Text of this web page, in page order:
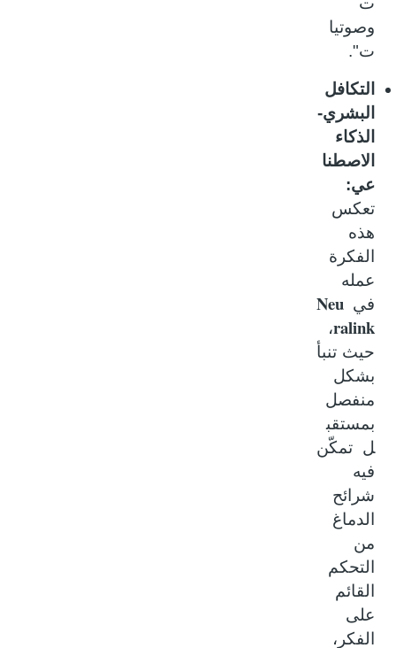
وصوتيا
ت".
التكافل
البشري-
الذكاء
الاصطنا
عي:
تعكس
هذه
الفكرة
عمله
فيNeu
ralink،
حيث تنبأ
بشكل
منفصل
بمستقب
ل تمكّن
فيه
شرائح
الدماغ
من
التحكم
القائم
على
الفكر،